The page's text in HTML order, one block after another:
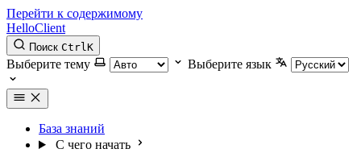
Перейти к содержимому
HelloClient
Поиск CtrlK
Выберите тему Выберите язык
База знаний
С чего начать